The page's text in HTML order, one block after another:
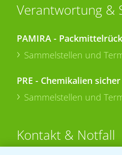
Verantwortung &
PAMIRA -
Sammelstellen und
PRE - Chemikalien
Sammelstellen und
Kontakt & Notfall